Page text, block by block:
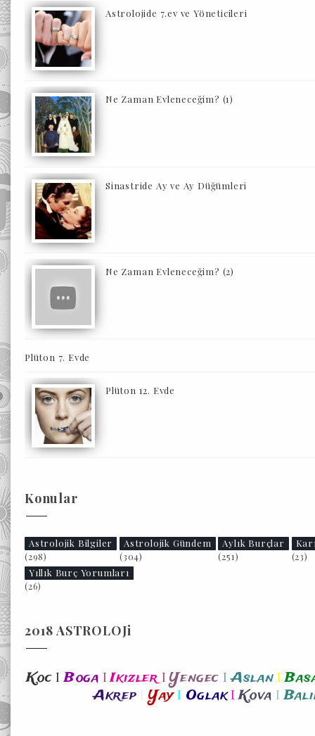
Astrolojide 7.ev ve Yöneticileri
Ne Zaman Evleneceğim? (1)
Sinastride Ay ve Ay Düğümleri
Ne Zaman Evleneceğim? (2)
Plüton 7. Evde
Plüton 12. Evde
Konular
Astrolojik Bilgiler
(298)
Astrolojik Gündem
(304)
Aylık Burçlar
(251)
(23)
Yıllık Burç Yorumları
(26)
2018 ASTROLOJi
Koc I Boga I Ikizler I Yengec I Aslan I
Akrep
Yay I Oglak I Kova I